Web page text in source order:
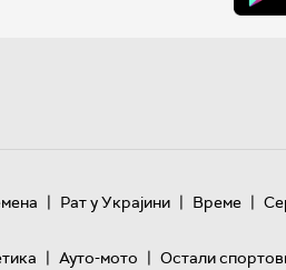
| Рат у Украјини | Време |
| Ауто-мото | Остали